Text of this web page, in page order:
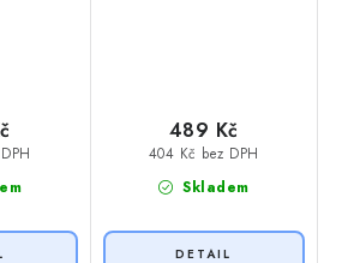
Skladem
404 Kč bez DPH
489 Kč